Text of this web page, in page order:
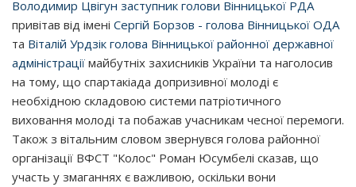
Володимир Цвігун заступник голови Вінницької РДА
привітав від імені Сергій Борзов - голова Вінницької ОДА
та Віталій Урдзік голова Вінницької районної державної
адміністрації майбутніх захисників України та наголосив
на тому, що спартакіада допризивної молоді є
необхідною складовою системи патріотичного
виховання молоді та побажав учасникам чесної перемоги.
Також з вітальним словом звернувся голова районної
організації ВФСТ "Колос" Роман Юсумбелі сказав, що
участь у змаганнях є важливою, оскільки вони